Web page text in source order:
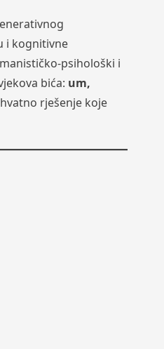
i kognitivne
psihološki i
bića: um,
rješenje koje